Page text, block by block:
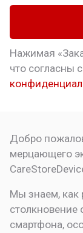
Нажимая
что согласны
Добро
мерцающего
Мы знаем,
столкновение
смартфона,